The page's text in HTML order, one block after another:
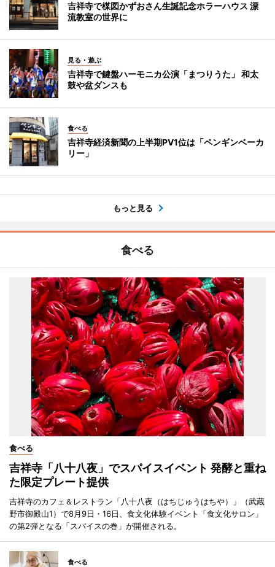
吉祥寺で楳図かずおさん生誕記念ホラーハウス 漂
流教室の世界に
見る・遊ぶ
吉祥寺で鍵盤ハーモニカ公演「まつりうた」 和太
鼓や盆ダンスも
食べる
吉祥寺経済新聞の上半期PV1位は「ペンギンベーカ
リー」
もっと見る
食べる
食べる
吉祥寺「八十八夜」でスパイスイベント 発酵と重ね
た限定プレート提供
吉祥寺のカフェ＆レストラン「八十八夜（はちじゅうはちや）」（武蔵
野市御殿山1）で8月9日・16日、食文化体験イベント「食文化サロン」
の第2弾となる「スパイスの巻」が開催される。
食べる